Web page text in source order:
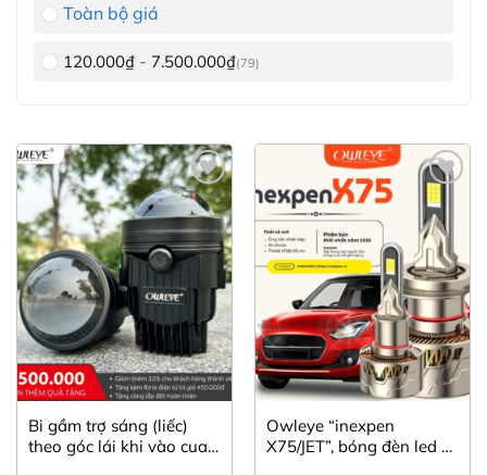
Toàn bộ giá
120.000₫ - 7.500.000₫(79)
Yêu
thích
Bi gầm trợ sáng (liếc)
theo góc lái khi vào cua
Yêu
thích
Owleye “inexpen
X75/JET”, bóng đèn led ô